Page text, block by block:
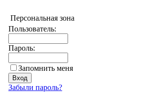
Персональная зона
Пользователь:
Пароль:
Запомнить меня
Забыли пароль?